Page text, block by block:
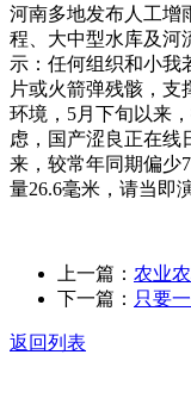
河南多地发布人工增
程、大中型水库及河
示：任何组织和小我
片或火箭弹残骸，支
环境，5月下旬以来
虑，国产涩良正在线
来，较常年同期偏少
量26.6毫米，请当即
上一篇： 农业
下一篇： 只要
返回列表